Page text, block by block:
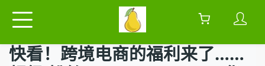
快看！跨境电商的福利来了……